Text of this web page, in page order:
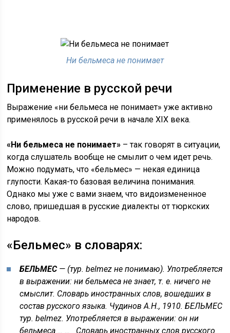
Ни бельмеса не понимает
Применение в русской речи
Выражение «ни бельмеса не понимает» уже активно
применялось в русской речи в начале XIX века.
«Ни бельмеса не понимает» – так говорят в ситуации,
когда слушатель вообще не смылит о чем идет речь.
Можно подумать, что «бельмес» — некая единица
глупости. Какая-то базовая величина понимания.
Однако мы уже с вами знаем, что видоизмененное
слово, пришедшая в русские диалекты от тюркских
народов.
«Бельмес» в словарях:
БЕЛЬМЕС— (тур. belmez не понимаю). Употребляется
в выражении: ни бельмеса не знает, т. е. ничего не
смыслит. Словарь иностранных слов, вошедших в
состав русского языка. Чудинов А.Н., 1910. БЕЛЬМЕС
тур. belmez. Употребляется в выражении: он ни
бельмеса … … Словарь иностранных слов русского